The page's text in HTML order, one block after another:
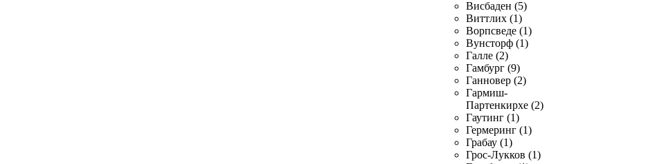
Висбаден (5)
Виттлих (1)
Ворпсведе (1)
Вунсторф (1)
Галле (2)
Гамбург (9)
Ганновер (2)
Гармиш-
Партенкирхе (2)
Гаутинг (1)
Гермеринг (1)
Грабау (1)
Грос-Лукков (1)